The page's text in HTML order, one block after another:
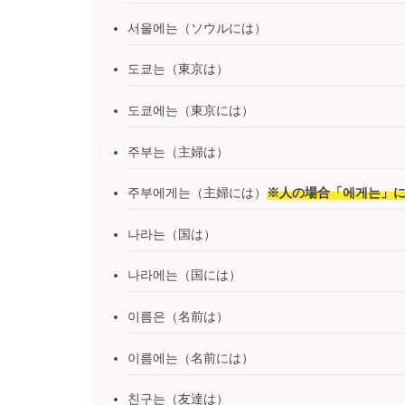
서울에는（ソウルには）
도쿄는（東京は）
도쿄에는（東京には）
주부는（主婦は）
주부에게는（主婦には） ※人の場合「에게는」
나라는（国は）
나라에는（国には）
이름은（名前は）
이름에는（名前には）
친구는（友達は）